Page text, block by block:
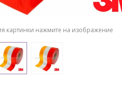
картинки нажмите на изображение